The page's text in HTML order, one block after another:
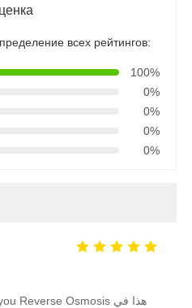
всех рейтингов:
100%
0%
0%
0%
0%